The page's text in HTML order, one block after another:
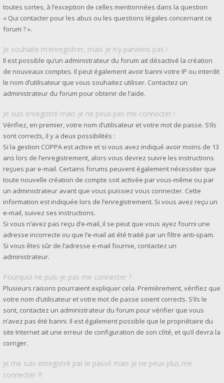
toutes sortes, à l’exception de celles mentionnées dans la question
« Qui contacter pour les abus ou les questions légales concernant ce
forum ? ».
Je souhaite m’enregistrer, mais je n’y parviens pas !
Il est possible qu’un administrateur du forum ait désactivé la création
de nouveaux comptes. Il peut également avoir banni votre IP ou interdit
le nom d’utilisateur que vous souhaitez utiliser. Contactez un
administrateur du forum pour obtenir de l’aide.
Je suis enregistré mais je ne peux pas me connecter !
Vérifiez, en premier, votre nom d’utilisateur et votre mot de passe. S’ils
sont corrects, il y a deux possibilités :
Si la gestion COPPA est active et si vous avez indiqué avoir moins de 13
ans lors de l’enregistrement, alors vous devrez suivre les instructions
reçues par e-mail. Certains forums peuvent également nécessiter que
toute nouvelle création de compte soit activée par vous-même ou par
un administrateur avant que vous puissiez vous connecter. Cette
information est indiquée lors de l’enregistrement. Si vous avez reçu un
e-mail, suivez ses instructions.
Si vous n’avez pas reçu d’e-mail, il se peut que vous ayez fourni une
adresse incorrecte ou que l’e-mail ait été traité par un filtre anti-spam.
Si vous êtes sûr de l’adresse e-mail fournie, contactez un
administrateur.
Pourquoi ne puis-je pas me connecter ?
Plusieurs raisons pourraient expliquer cela. Premièrement, vérifiez que
votre nom d’utilisateur et votre mot de passe soient corrects. S’ils le
sont, contactez un administrateur du forum pour vérifier que vous
n’avez pas été banni. Il est également possible que le propriétaire du
site Internet ait une erreur de configuration de son côté, et qu’il devra la
corriger.
Je me suis enregistré par le passé mais je ne peux plus me
connecter ?!